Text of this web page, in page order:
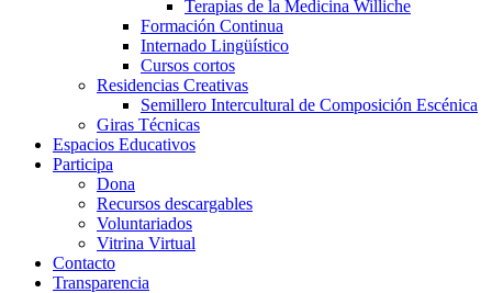
Terapias de la Medicina Williche
Formación Continua
Internado Lingüístico
Cursos cortos
Residencias Creativas
Semillero Intercultural de Composición Escénica
Giras Técnicas
Espacios Educativos
Participa
Dona
Recursos descargables
Voluntariados
Vitrina Virtual
Contacto
Transparencia